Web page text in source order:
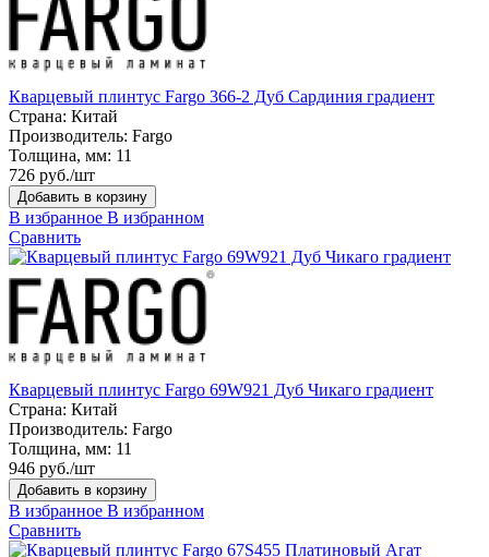
Кварцевый плинтус Fargo 366-2 Дуб Сардиния градиент
Страна: Китай
Производитель: Fargo
Толщина, мм: 11
726 руб./шт
Добавить в корзину
В избранное В избранном
Сравнить
Кварцевый плинтус Fargo 69W921 Дуб Чикаго градиент
Страна: Китай
Производитель: Fargo
Толщина, мм: 11
946 руб./шт
Добавить в корзину
В избранное В избранном
Сравнить